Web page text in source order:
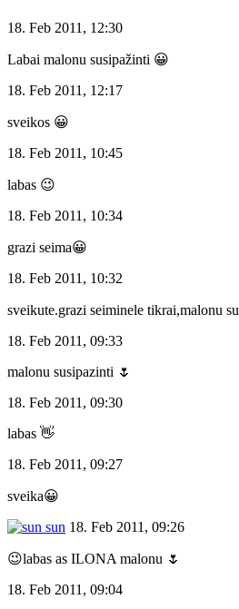
18. Feb 2011, 12:30
Labai malonu susipažinti 😀
18. Feb 2011, 12:17
sveikos 😀
18. Feb 2011, 10:45
labas 😉
18. Feb 2011, 10:34
grazi seima😀
18. Feb 2011, 10:32
sveikute.grazi seiminele tikrai,malonu
18. Feb 2011, 09:33
malonu susipazinti 🌷
18. Feb 2011, 09:30
labas 👋
18. Feb 2011, 09:27
sveika😀
sun 18. Feb 2011, 09:26
😉labas as ILONA malonu 🌷
18. Feb 2011, 09:04